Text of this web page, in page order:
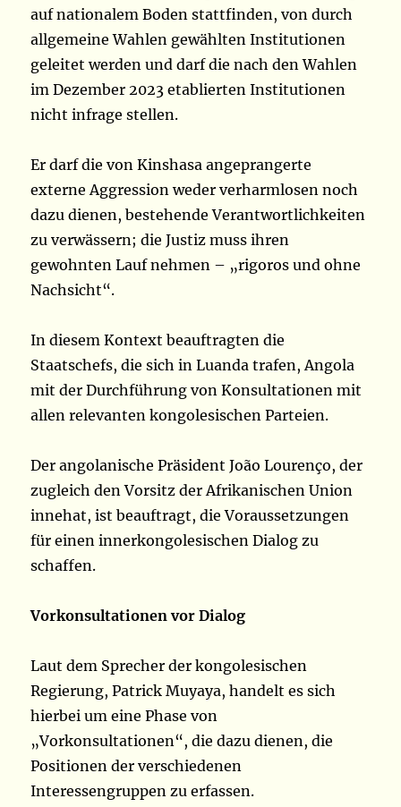
auf nationalem Boden stattfinden, von durch
allgemeine Wahlen gewählten Institutionen
geleitet werden und darf die nach den Wahlen
im Dezember 2023 etablierten Institutionen
nicht infrage stellen.
Er darf die von Kinshasa angeprangerte
externe Aggression weder verharmlosen noch
dazu dienen, bestehende Verantwortlichkeiten
zu verwässern; die Justiz muss ihren
gewohnten Lauf nehmen – „rigoros und ohne
Nachsicht“.
In diesem Kontext beauftragten die
Staatschefs, die sich in Luanda trafen, Angola
mit der Durchführung von Konsultationen mit
allen relevanten kongolesischen Parteien.
Der angolanische Präsident João Lourenço, der
zugleich den Vorsitz der Afrikanischen Union
innehat, ist beauftragt, die Voraussetzungen
für einen innerkongolesischen Dialog zu
schaffen.
Vorkonsultationen vor Dialog
Laut dem Sprecher der kongolesischen
Regierung, Patrick Muyaya, handelt es sich
hierbei um eine Phase von
„Vorkonsultationen“, die dazu dienen, die
Positionen der verschiedenen
Interessengruppen zu erfassen.